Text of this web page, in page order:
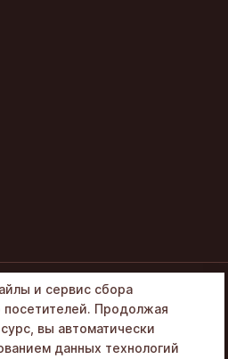
и сервис сбора
посетителей. Продолжая
вы автоматически
данных технологий